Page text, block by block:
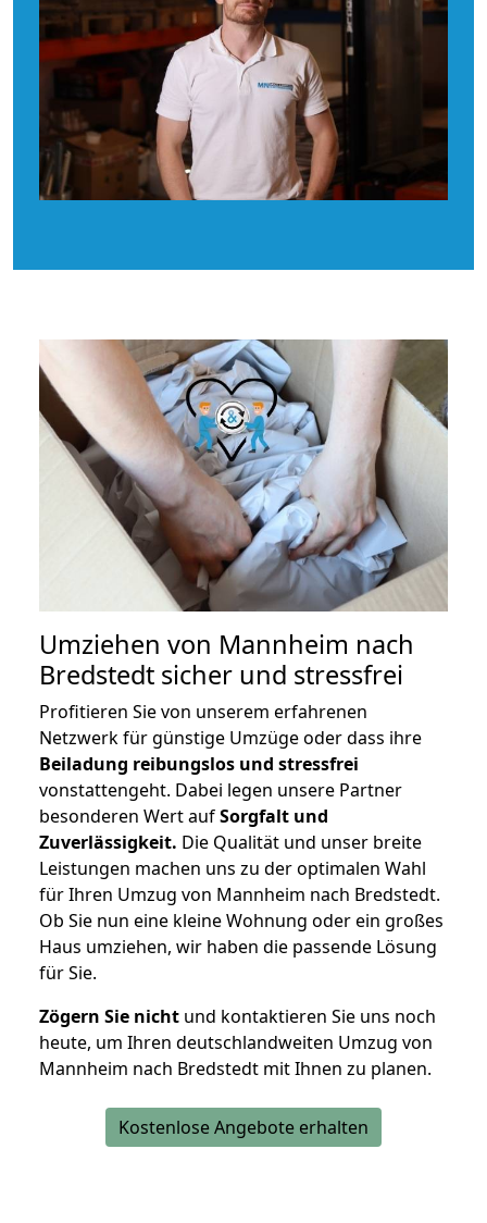
Umziehen von Mannheim nach
Bredstedt sicher und stressfrei
Profitieren Sie von unserem erfahrenen
Netzwerk für günstige Umzüge oder dass ihre
Beiladung reibungslos und stressfrei
vonstattengeht. Dabei legen unsere Partner
besonderen Wert aufSorgfalt und
Zuverlässigkeit. Die Qualität und unser breite
Leistungen machen uns zu der optimalen Wahl
für Ihren Umzug von Mannheim nach Bredstedt.
Ob Sie nun eine kleine Wohnung oder ein großes
Haus umziehen, wir haben die passende Lösung
für Sie.
Zögern Sie nicht und kontaktieren Sie uns noch
heute, um Ihren deutschlandweiten Umzug von
Mannheim nach Bredstedt mit Ihnen zu planen.
Kostenlose Angebote erhalten